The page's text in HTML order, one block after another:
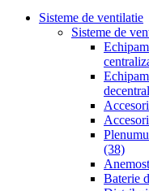
Sisteme de ventilatie
Sisteme de
(38)
Baterie